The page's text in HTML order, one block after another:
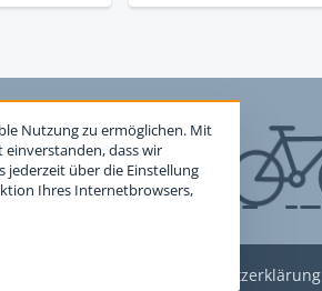
Nutzung zu ermöglichen. Mit
einverstanden, dass wir
jederzeit über die Einstellung
Ihres Internetbrowsers,
Datenschutzerklärung